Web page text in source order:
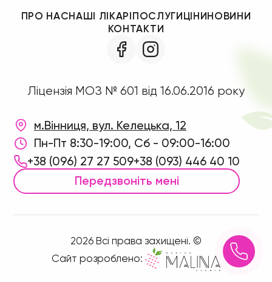
ПРО НАСНАШІ ЛІКАРІПОСЛУГИЦІНИНОВИНИ
КОНТАКТИ
Ліцензія МОЗ № 601 від 16.06.2016 року
м.Вінниця, вул. Келецька, 12
Пн-Пт 8:30-19:00, Сб - 09:00-16:00
+38 (096) 27 27 509+38 (093) 446 40 10
Передзвоніть мені
2026 Всі права захищені. ©
Сайт розроблено: